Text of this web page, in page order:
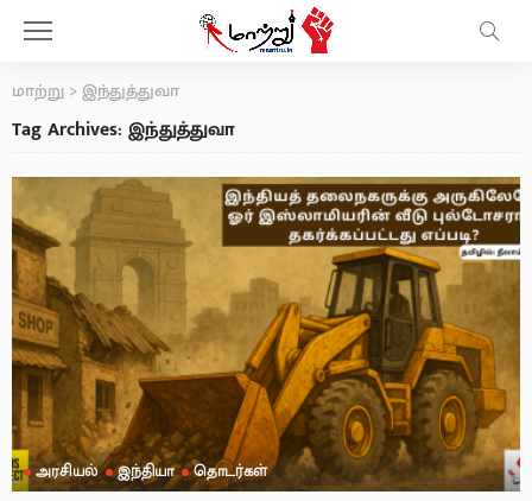
மாற்று >இந்துத்துவா
Tag Archives: இந்துத்துவா
அரசியல் இந்தியா தொடர்கள்